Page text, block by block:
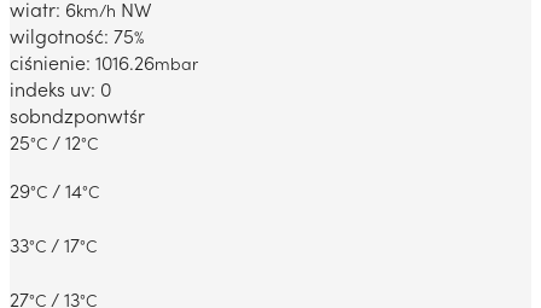
wiatr: 6km/h NW
wilgotność: 75%
ciśnienie: 1016.26mbar
indeks uv: 0
sobndzponwtśr
25°C / 12°C
29°C / 14°C
33°C / 17°C
27°C / 13°C